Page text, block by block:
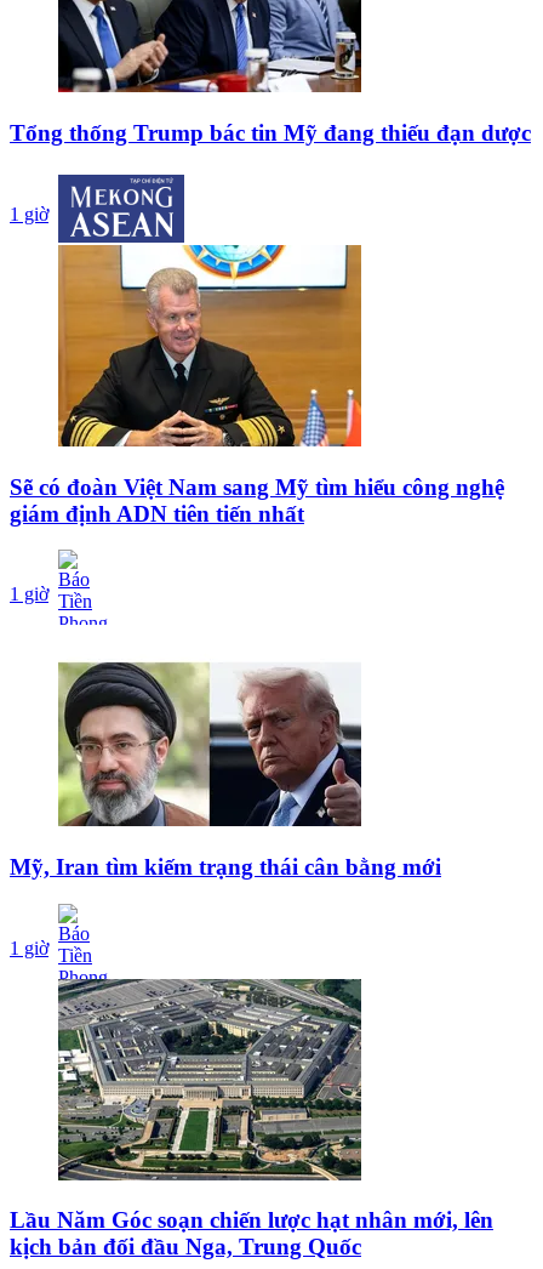
Tổng thống Trump bác tin Mỹ đang thiếu đạn dược
1 giờ
Sẽ có đoàn Việt Nam sang Mỹ tìm hiểu công nghệ
giám định ADN tiên tiến nhất
1 giờ
Mỹ, Iran tìm kiếm trạng thái cân bằng mới
1 giờ
Lầu Năm Góc soạn chiến lược hạt nhân mới, lên
kịch bản đối đầu Nga, Trung Quốc